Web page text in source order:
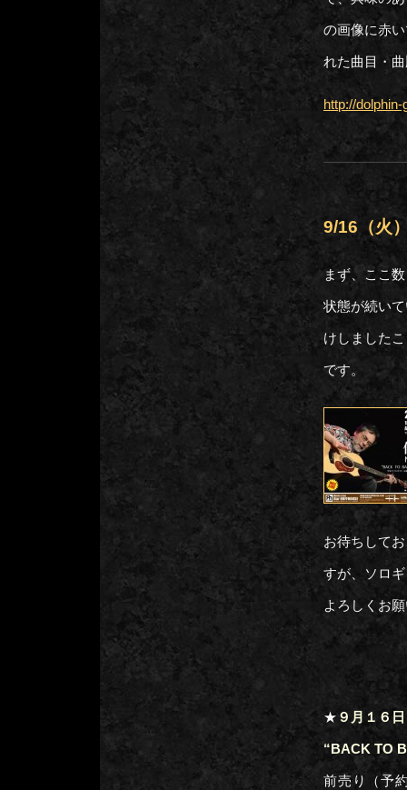
の画像に赤
れた曲目・
http://
9/16（火
まず、ここ
状態が続い
けしました
です。
お待ちして
すが、ソロ
よろしくお
★ ９月１６
“BACK TO
前売り（予